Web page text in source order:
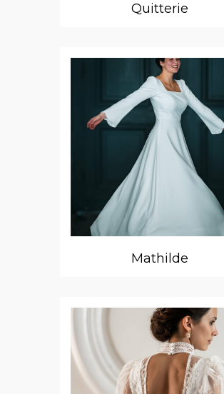
Quitterie
Mathilde